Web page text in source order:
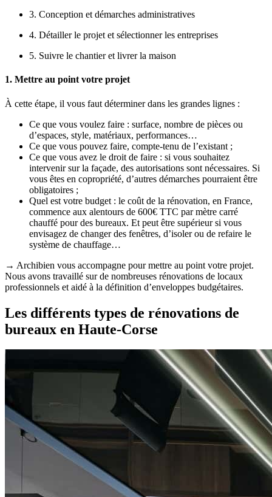
3. Conception et démarches administratives
4. Détailler le projet et sélectionner les entreprises
5. Suivre le chantier et livrer la maison
1. Mettre au point votre projet
À cette étape, il vous faut déterminer dans les grandes lignes :
Ce que vous voulez faire : surface, nombre de pièces ou
d’espaces, style, matériaux, performances…
Ce que vous pouvez faire, compte-tenu de l’existant ;
Ce que vous avez le droit de faire : si vous souhaitez
intervenir sur la façade, des autorisations sont nécessaires. Si
vous êtes en copropriété, d’autres démarches pourraient être
obligatoires ;
Quel est votre budget : le coût de la rénovation, en France,
commence aux alentours de 600€ TTC par mètre carré
chauffé pour des bureaux. Et peut être supérieur si vous
envisagez de changer des fenêtres, d’isoler ou de refaire le
système de chauffage…
→ Archibien vous accompagne pour mettre au point votre projet.
Nous avons travaillé sur de nombreuses rénovations de locaux
professionnels et aidé à la définition d’enveloppes budgétaires.
Les différents types de rénovations de
bureaux en Haute-Corse